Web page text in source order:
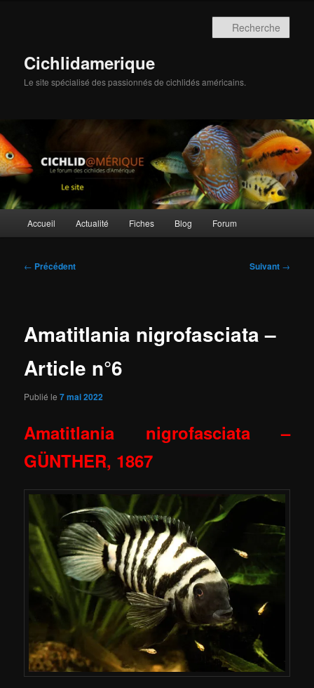
Cichlidamerique
Le site spécialisé des passionnés de cichlidés américains.
Accueil Actualité Fiches Blog Forum
Navigation
← Précédent Suivant →
Amatitlania nigrofasciata –
Article n°6
Publié le7 mai 2022
Amatitlania nigrofasciata–
GÜNTHER, 1867